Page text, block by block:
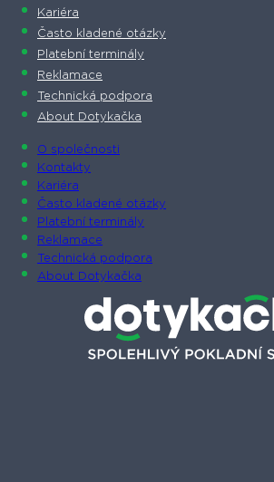
Kariéra
Často kladené otázky
Platební terminály
Reklamace
Technická podpora
About Dotykačka
O společnosti
Kontakty
Kariéra
Často kladené otázky
Platební terminály
Reklamace
Technická podpora
About Dotykačka